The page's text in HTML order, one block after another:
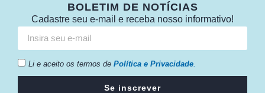
BOLETIM DE NOTÍCIAS
Cadastre seu e-mail e receba nosso informativo!
Li e aceito os termos de Política e Privacidade.
Se inscrever